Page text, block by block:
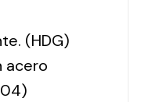
(HDG)
acero